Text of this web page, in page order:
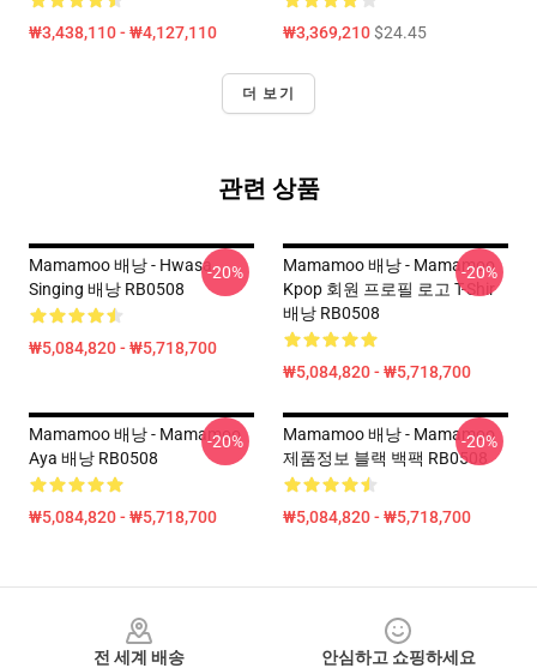
₩3,438,110 - ₩4,127,110 ₩3,369,210$24.45
더 보기
관련 상품
Mamamoo 배낭 - Hwasa
Singing 배낭 RB0508
₩5,084,820 - ₩5,718,700
-20%
Mamamoo 배낭 - Mamamoo
Kpop 회원 프로필 로고 T-Shir
배낭 RB0508
₩5,084,820 - ₩5,718,700
-20%
Mamamoo 배낭 - Mamamoo
Aya 배낭 RB0508
₩5,084,820 - ₩5,718,700
-20%
Mamamoo 배낭 - Mamamoo
제품정보 블랙 백팩 RB0508
₩5,084,820 - ₩5,718,700
-20%
전 세계 배송
안심하고 쇼핑하세요